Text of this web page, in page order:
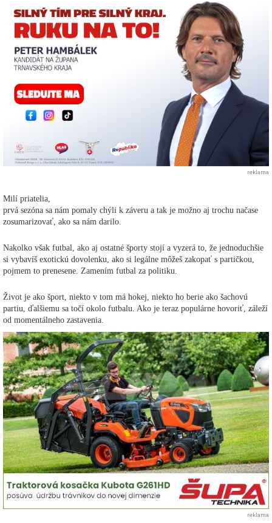
reklama
Milí priatelia,
prvá sezóna sa nám pomaly chýli k záveru a tak je možno aj trochu načase
zosumarizovať, ako sa nám darilo.
Nakolko však futbal, ako aj ostatné športy stojí a vyzerá to, že jednoduchšie
si vybavíš exotickú dovolenku, ako si legálne môžeš zakopať s partičkou,
pojmem to prenesene. Zamením futbal za politiku.
Život je ako šport, niekto v tom má hokej, niekto ho berie ako šachovú
partiu, ďalšiemu sa točí okolo futbalu. Ako je teraz populárne hovoriť, záleží
od momentálneho zastavenia.
reklama